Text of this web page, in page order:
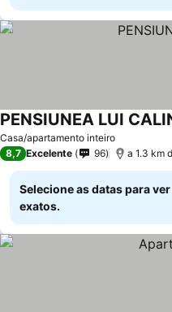
Casa/apartamento inteiro
PENSIUNEA LUI
8,7 Excelente 96 a 1.3 km
Selecione as datas para
exatos.